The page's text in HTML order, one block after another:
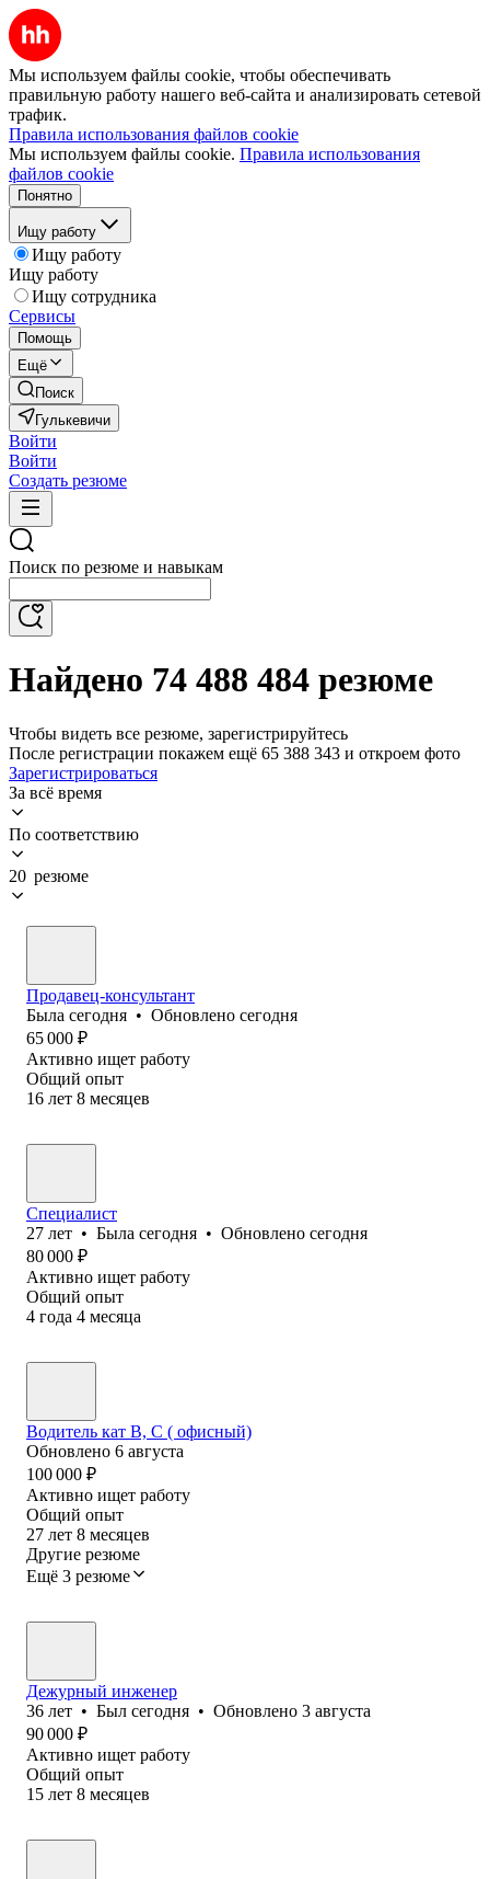
Мы используем файлы cookie, чтобы обеспечивать
правильную работу нашего веб-сайта и анализировать сетевой
трафик.
Правила использования файлов cookie
Мы используем файлы cookie. Правила использования
файлов cookie
Понятно
Ищу работу
Ищу работу
Ищу работу
Ищу сотрудника
Сервисы
Помощь
Ещё
Поиск
Гулькевичи
Войти
Войти
Создать резюме
Поиск по резюме и навыкам
Найдено 74 488 484 резюме
Чтобы видеть все резюме, зарегистрируйтесь
После регистрации покажем ещё 65 388 343 и откроем фото
Зарегистрироваться
За всё время
По соответствию
20 резюме
Продавец-консультант
Была сегодня • Обновлено сегодня
65 000 ₽
Активно ищет работу
Общий опыт
16 лет 8 месяцев
Специалист
27 лет • Была сегодня • Обновлено сегодня
80 000 ₽
Активно ищет работу
Общий опыт
4 года 4 месяца
Водитель кат В, С ( офисный)
Обновлено 6 августа
100 000 ₽
Активно ищет работу
Общий опыт
27 лет 8 месяцев
Другие резюме
Ещё 3 резюме
Дежурный инженер
36 лет • Был сегодня • Обновлено 3 августа
90 000 ₽
Активно ищет работу
Общий опыт
15 лет 8 месяцев